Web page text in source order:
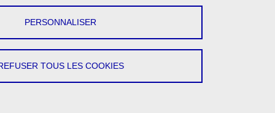
TOUS LES COOKIES
PERSONNALISER